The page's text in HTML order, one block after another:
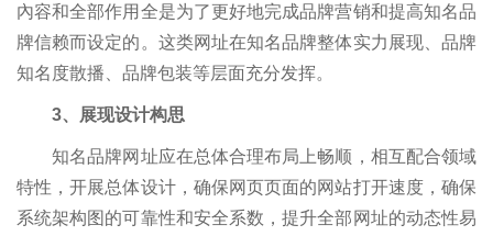
內容和全部作用全是为了更好地完成品牌营销和提高知名品
牌信赖而设定的。这类网址在知名品牌整体实力展现、品牌
知名度散播、品牌包装等层面充分发挥。
3、展现设计构思
知名品牌网址应在总体合理布局上畅顺，相互配合领域
特性，开展总体设计，确保网页页面的网站打开速度，确保
系统架构图的可靠性和安全系数，提升全部网址的动态性易